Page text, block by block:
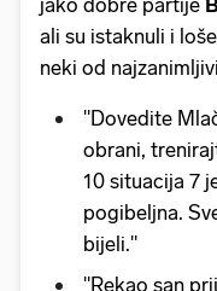
ali su istaknuli i
neki od
"Dovedite
obrani,
10 situacija 7
pogibeljna.
bijeli."
"Rekao san